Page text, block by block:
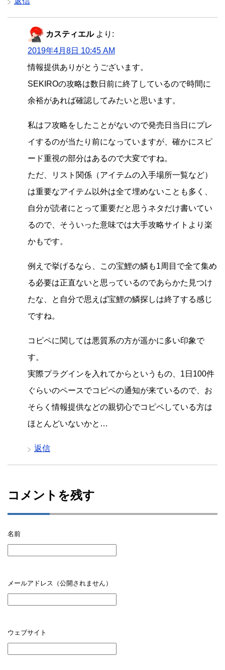
カスティエル より:
2019年4月8日 10:45 AM
情報提供ありがとうございます。
SEKIROの攻略は数日前に終了しているので時間に
余裕があれば確認してみたいと思います。
私はフ攻略をしたことがないので発売日当日にプレ
イするのが当たり前になっていますが、確かにスピ
ード重視の部分はあるので大変ですね。
ただ、リスト関係（アイテムの入手場所一覧など）
は重要なアイテム以外は全て埋めないことも多く、
自分が読者にとって重要だと思うネタだけ書いてい
るので、そういった意味では大手攻略サイトより楽
かもです。
例えで挙げるなら、この宝鯉の鱗も1周目で全て集め
る必要は正直ないと思っているのであらかた見つけ
たな、と自分で思えば宝鯉の鱗探しは終了する感じ
ですね。
コピペに関しては悪質系の方が遥かに多い印象で
す。
実際プラグインを入れてからというもの、1日100件
ぐらいのペースでコピペの通知が来ているので、お
そらく情報提供などの親切心でコピペしている方は
ほとんどいないかと…
返信
コメントを残す
名前
メールアドレス（公開されません）
ウェブサイト